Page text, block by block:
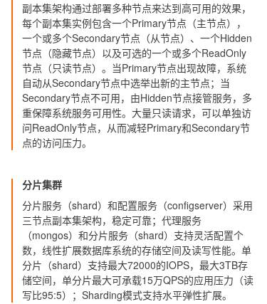
副本集架构通过部署多种节点来达到高可用的效果，
每个副本集实例包含一个Primary节点（主节点），
一个或多个Secondary节点（从节点）、一个Hidden
节点（隐藏节点）以及可选的一个或多个ReadOnly
节点（只读节点）。当Primary节点出现故障，系统
自动从Secondary节点中选举出新的主节点；当
Secondary节点不可用，由Hidden节点接管服务，多
重保障系统服务可用性。大量只读请求，可以单独访
问ReadOnly节点，从而减轻Primary和Secondary节
点的访问压力。
分片集群
分片服务（shard）和配置服务（configserver）采用
三节点副本集架构，稳定可靠；代理服务
（mongos）和分片服务（shard）支持灵活配置个
数，线性扩展数据库系统的存储空间及读写性能。单
分片（shard）支持最大72000的IOPS，最大3TB存
储空间，单分片最大可承载15万QPS的应用压力（读
写比95:5）；Sharding模式支持水平弹性扩展。